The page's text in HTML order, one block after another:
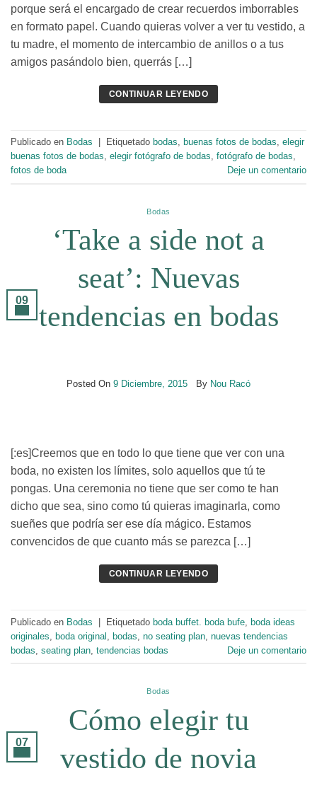
porque será el encargado de crear recuerdos imborrables
en formato papel. Cuando quieras volver a ver tu vestido, a
tu madre, el momento de intercambio de anillos o a tus
amigos pasándolo bien, querrás […]
CONTINUAR LEYENDO
Publicado en Bodas Etiquetado bodas buenas fotos de bodas elegir
buenas fotos de bodas elegir fotógrafo de bodas fotógrafo de bodas
fotos de boda
Deje un comentario
Bodas
‘Take a side not a
seat’: Nuevas
tendencias en bodas
Posted On 9 Diciembre, 2015 By Nou Racó
09
[:es]Creemos que en todo lo que tiene que ver con una
boda, no existen los límites, solo aquellos que tú te
pongas. Una ceremonia no tiene que ser como te han
dicho que sea, sino como tú quieras imaginarla, como
sueñes que podría ser ese día mágico. Estamos
convencidos de que cuanto más se parezca […]
CONTINUAR LEYENDO
Publicado en Bodas | Etiquetado boda buffet. boda bufe boda ideas
originales boda original bodas no seating plan nuevas tendencias
bodas seating plan tendencias bodas Deje un comentario
Bodas
Cómo elegir tu
vestido de novia
07